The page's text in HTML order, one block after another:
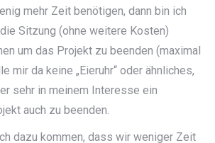
mehr Zeit benötigen, dann bin ich
Sitzung (ohne weitere Kosten)
um das Projekt zu beenden (maximal
mir da keine „Eieruhr“ oder ähnliches,
sehr in meinem Interesse ein
auch zu beenden.
dazu kommen, dass wir weniger Zeit